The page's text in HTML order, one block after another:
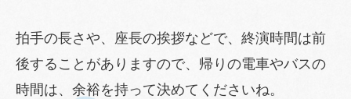
拍手の長さや、座長の挨拶などで、終演時間は前
後することがありますので、帰りの電車やバスの
時間は、余裕を持って決めてくださいね。